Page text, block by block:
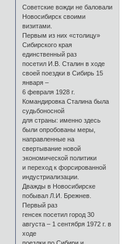
Советские вожди не баловали
Новосибирск своими
визитами.
Первым из них «столицу»
Сибирского края
единственный раз
посетил И.В. Сталин в ходе
своей поездки в Сибирь 15
января –
6 февраля 1928 г.
Командировка Сталина была
судьбоносной
для страны: именно здесь
были опробованы меры,
направленные на
свертывание новой
экономической политики
и переход к форсированной
индустриализации.
Дважды в Новосибирске
побывал Л.И. Брежнев.
Первый раз
генсек посетил город 30
августа – 1 сентября 1972 г. в
ходе